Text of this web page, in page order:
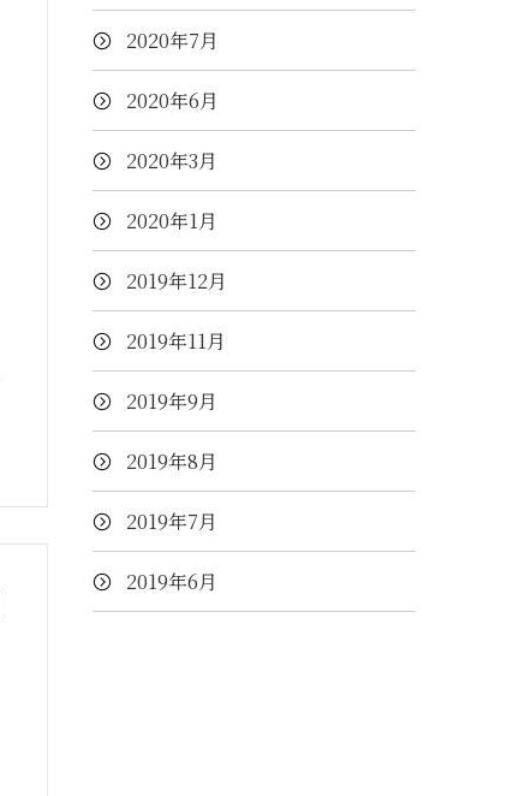
2020年7月
2020年6月
2020年3月
2020年1月
2019年12月
2019年11月
2019年9月
2019年8月
2019年7月
2019年6月